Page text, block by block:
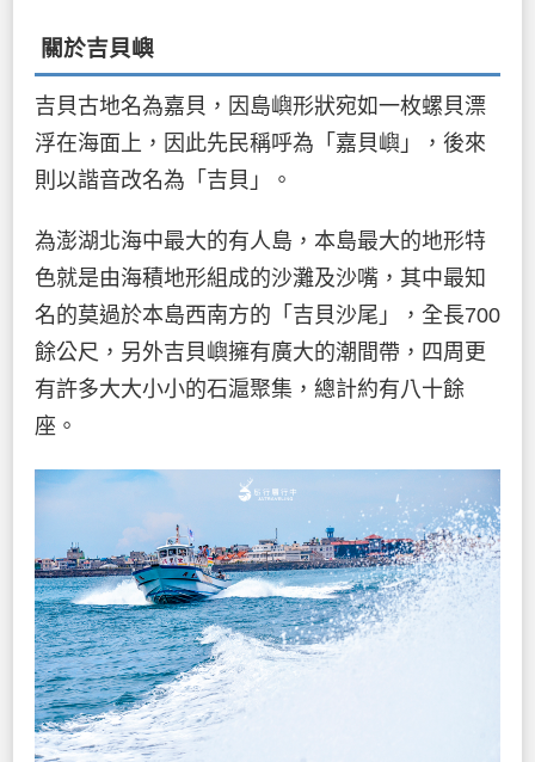
關於吉貝嶼
吉貝古地名為嘉貝，因島嶼形狀宛如一枚螺貝漂
浮在海面上，因此先民稱呼為「嘉貝嶼」，後來
則以諧音改名為「吉貝」。
為澎湖北海中最大的有人島，本島最大的地形特
色就是由海積地形組成的沙灘及沙嘴，其中最知
名的莫過於本島西南方的「吉貝沙尾」，全長700
餘公尺，另外吉貝嶼擁有廣大的潮間帶，四周更
有許多大大小小的石滬聚集，總計約有八十餘
座。